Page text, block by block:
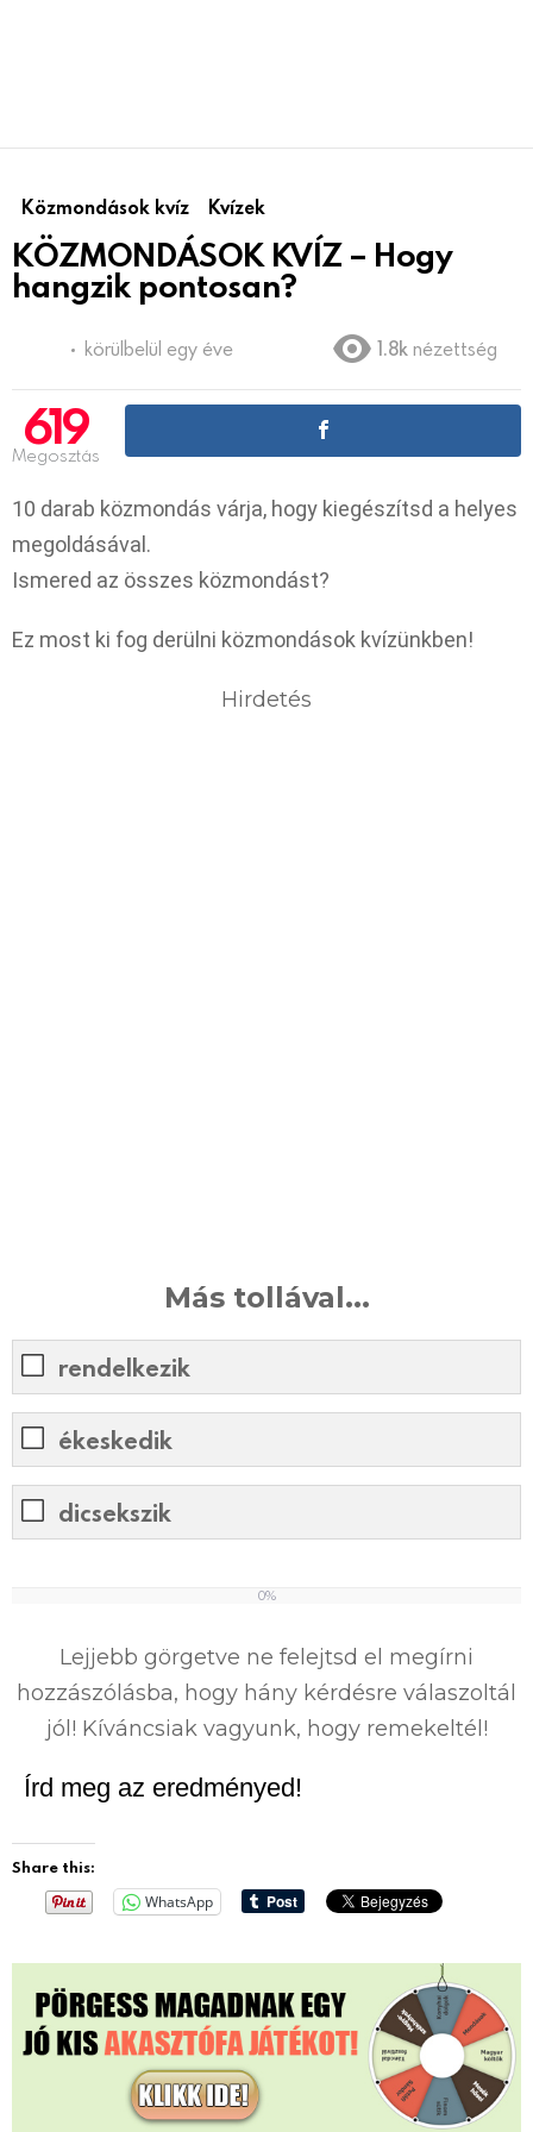
Közmondások kvíz Kvízek
KÖZMONDÁSOK KVÍZ – Hogy
hangzik pontosan?
körülbelül egy éve 1.8k nézettség
619
Megosztás
10 darab közmondás várja, hogy kiegészítsd a helyes
megoldásával.
Ismered az összes közmondást?
Ez most ki fog derülni közmondások kvízünkben!
Hirdetés
Más tollával...
rendelkezik
ékeskedik
dicsekszik
0%
Lejjebb görgetve ne felejtsd el megírni
hozzászólásba, hogy hány kérdésre válaszoltál
jól! Kíváncsiak vagyunk, hogy remekeltél!
Írd meg az eredményed!
Share this:
WhatsApp